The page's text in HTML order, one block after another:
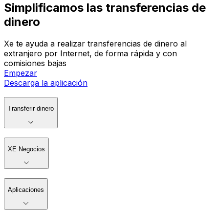
Simplificamos las transferencias de
dinero
Xe te ayuda a realizar transferencias de dinero al
extranjero por Internet, de forma rápida y con
comisiones bajas
Empezar
Descarga la aplicación
Transferir dinero
XE Negocios
Aplicaciones